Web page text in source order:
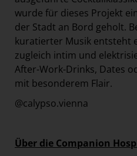
wurde für dieses Projekt
der Stadt an Bord geholt.
kuratierter Musik entsteht
zugleich intim und
After-Work-Drinks, Dates
mit besonderem Flair.
@calypso.vienna
Über die Companion